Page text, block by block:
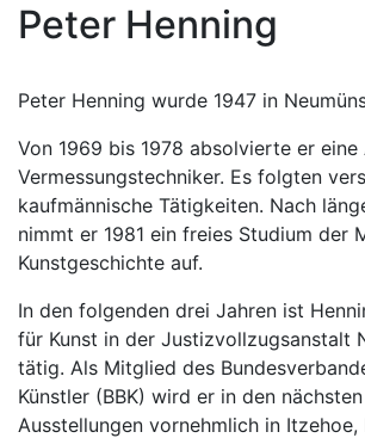
Peter Henning
Peter Henning wurde 1947 in
Von 1969 bis 1978 absolvierte er eine
Vermessungstechniker. Es folgten
kaufmännische Tätigkeiten. Nach
nimmt er 1981 ein freies Studium der
Kunstgeschichte auf.
In den folgenden drei Jahren ist
für Kunst in der Justizvollzugsanstalt
tätig. Als Mitglied des
Künstler (BBK) wird er in den
Ausstellungen vornehmlich in Itzehoe,